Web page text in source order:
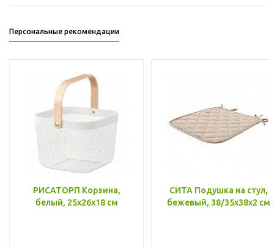
Персональные рекомендации
РИСАТОРП Корзина,
белый, 25x26x18 см
СИТА Подушка на стул,
бежевый, 38/35x38x2 см